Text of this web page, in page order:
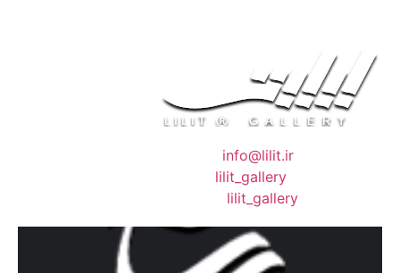
info@lilit.ir
lilit_gallery
lilit_gallery